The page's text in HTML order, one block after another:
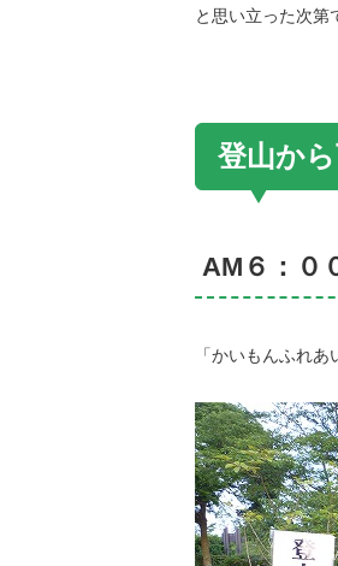
と思い立った次第
登山か
AM６：
「かいもんふれ